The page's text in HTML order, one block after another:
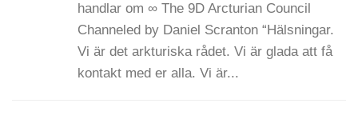
handlar om ∞ The 9D Arcturian Council
Channeled by Daniel Scranton “Hälsningar.
Vi är det arkturiska rådet. Vi är glada att få
kontakt med er alla. Vi är...